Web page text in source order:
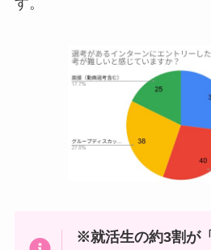
す。
※就活生の約3割が